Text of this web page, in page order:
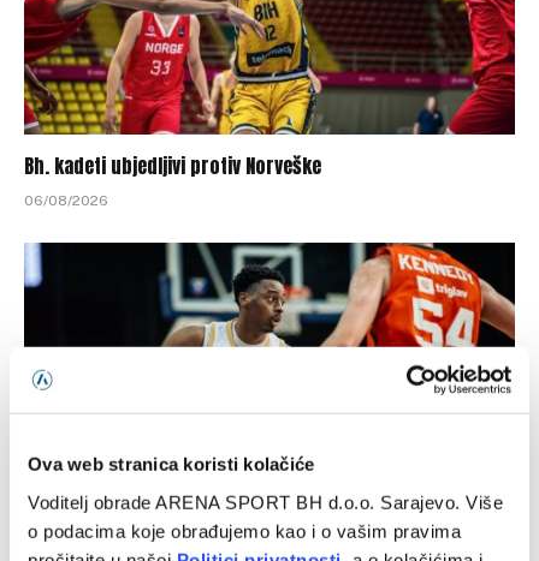
Ova web stranica koristi kolačiće
Voditelj obrade ARENA SPORT BH d.o.o. Sarajevo. Više
o podacima koje obrađujemo kao i o vašim pravima
Bh. kadeti ubjedljivi protiv Norveške
06/08/2026
Chase Audige predstavljen u novom klubu